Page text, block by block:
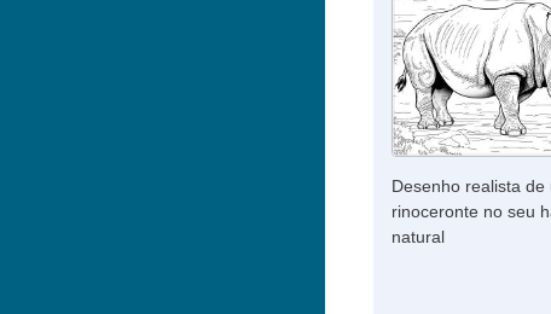
Desenho realista de
rinoceronte no seu
natural